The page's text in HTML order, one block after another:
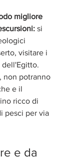
migliore
si
visitare i
non potranno
e il
ricco di
pesci per via
e da